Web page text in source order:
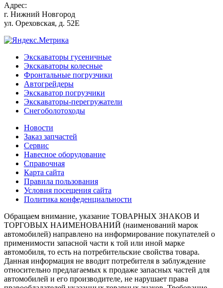
Адрес:
г. Нижний Новгород
ул. Ореховская, д. 52Е
Экскаваторы гусеничные
Экскаваторы колесные
Фронтальные погрузчики
Автогрейдеры
Экскаватор погрузчики
Экскаваторы-перегружатели
Снегоболотоходы
Новости
Заказ запчастей
Сервис
Навесное оборудование
Справочная
Карта сайта
Правила пользования
Условия посещения сайта
Политика конфеденциальности
Обращаем внимание, указание ТОВАРНЫХ ЗНАКОВ И
ТОРГОВЫХ НАИМЕНОВАНИЙ (наименований марок
автомобилей) направлено на информирование покупателей о
применимости запасной части к той или иной марке
автомобиля, то есть на потребительские свойства товара.
Данная информация не вводит потребителя в заблуждение
относительно предлагаемых к продаже запасных частей для
автомобилей и его производителе, не нарушает права